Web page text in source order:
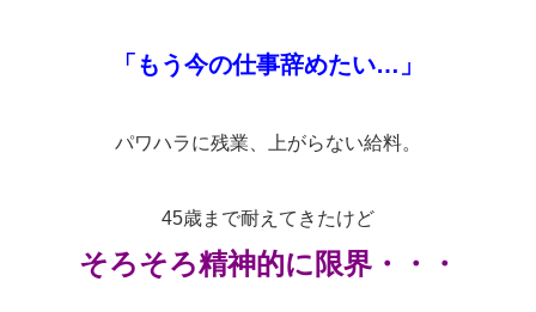
「もう今の仕事辞めたい…」
パワハラに残業、上がらない給料。
45歳まで耐えてきたけど
そろそろ精神的に限界・・・